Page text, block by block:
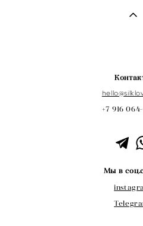
hello@s
+7 916
Мы в